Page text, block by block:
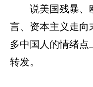
说美国残暴、
言、资本主义走向
多中国人的情绪点
转发。